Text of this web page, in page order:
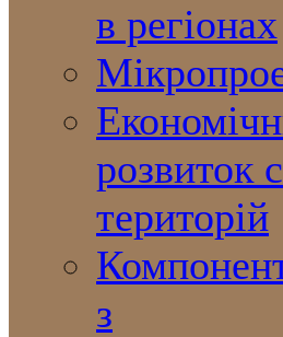
в регіонах
розвиток
територій
з